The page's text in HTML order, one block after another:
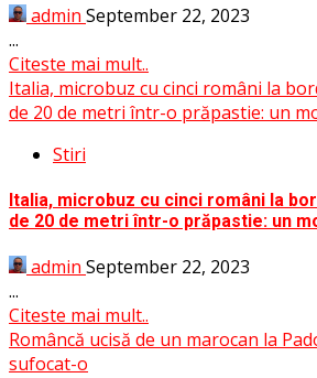
admin September 22, 2023
...
Citeste mai mult..
Italia, microbuz cu cinci români la
de 20 de metri într-o prăpastie: un
Stiri
Italia, microbuz cu cinci români la
de 20 de metri într-o prăpastie: un
admin September 22, 2023
...
Citeste mai mult..
Româncă ucisă de un marocan la
sufocat-o